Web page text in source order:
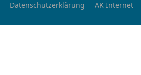
Datenschutzerklärung AK Internet